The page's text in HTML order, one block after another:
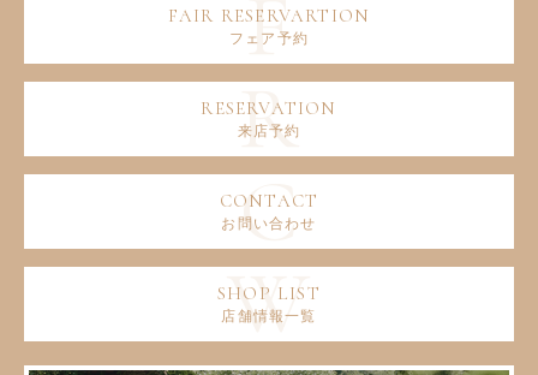
フェア予約
来店予約
お問い合わせ
店舗情報一覧